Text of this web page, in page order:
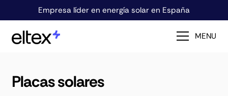
Empresa líder en energía solar en España
MENU
Placas solares